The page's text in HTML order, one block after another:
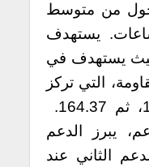
من متوسط
ساعات. يستهدف
حيث يستهدف في
التي تركز
عند 163.05، تليها 163.77، ثم 164.37.
يبرز الدعم
يليه الدعم الثاني عند